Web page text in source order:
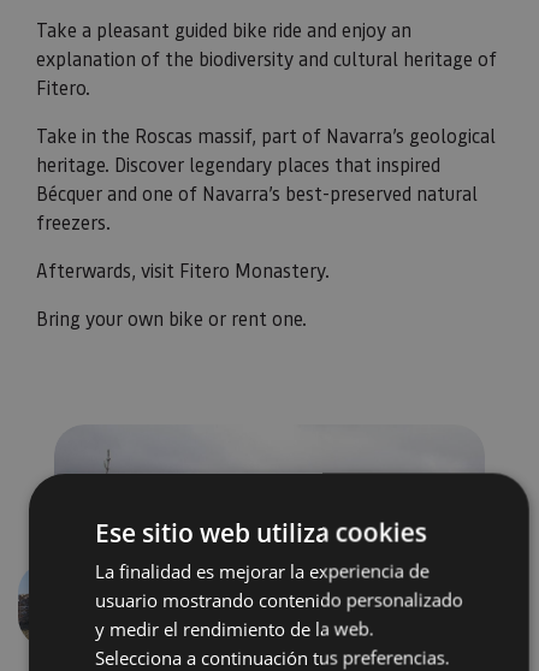
Take a pleasant guided bike ride and enjoy an
explanation of the biodiversity and cultural heritage of
Fitero.
Take in the Roscas massif, part of Navarra’s geological
heritage. Discover legendary places that inspired
Bécquer and one of Navarra’s best-preserved natural
freezers.
Afterwards, visit Fitero Monastery.
Bring your own bike or rent one.
Ese sitio web utiliza cookies
La finalidad es mejorar la experiencia de
usuario mostrando contenido personalizado
y medir el rendimiento de la web.
Selecciona a continuación tus preferencias.